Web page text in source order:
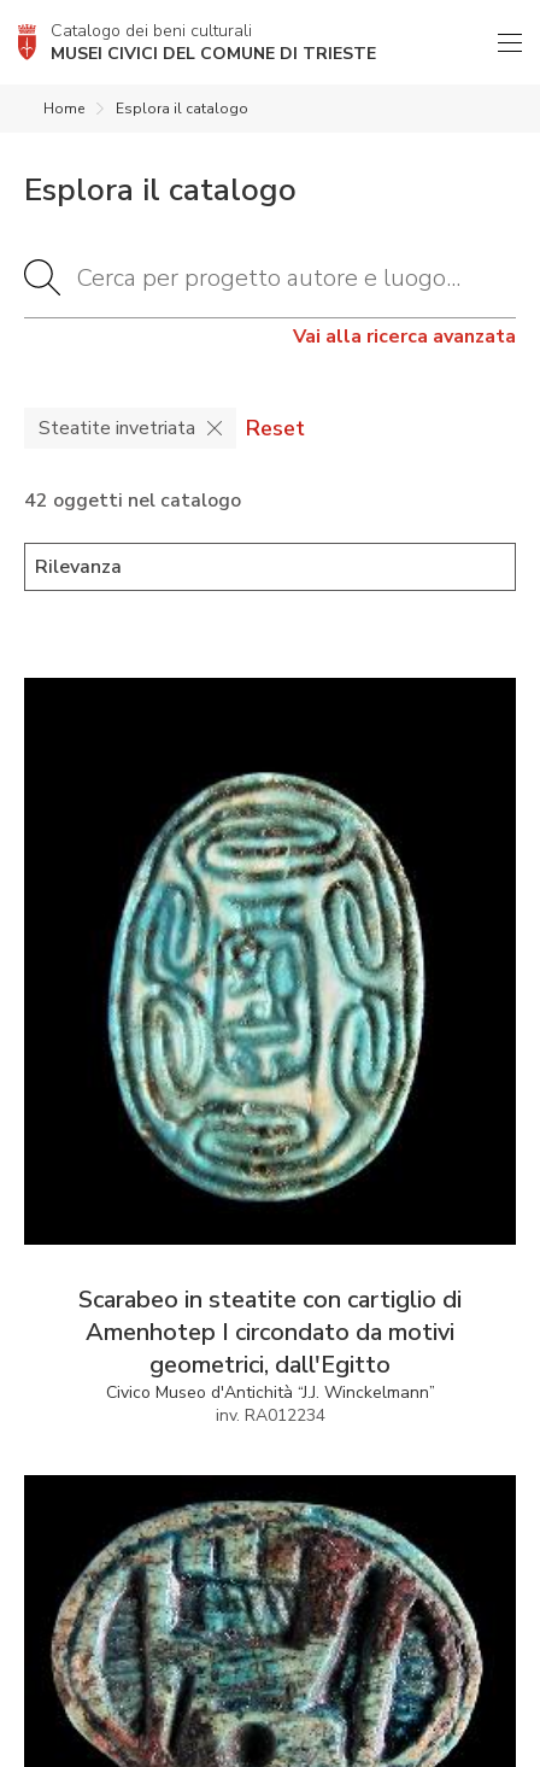
Catalogo dei beni culturali
MUSEI CIVICI DEL COMUNE DI TRIESTE
Home Esplora il catalogo
Esplora il catalogo
Vai alla ricerca avanzata
Steatite invetriata Reset
42 oggetti nel catalogo
Scarabeo in steatite con cartiglio di
Amenhotep I circondato da motivi
geometrici, dall'Egitto
Civico Museo d'Antichità “J.J. Winckelmann”
inv. RA012234